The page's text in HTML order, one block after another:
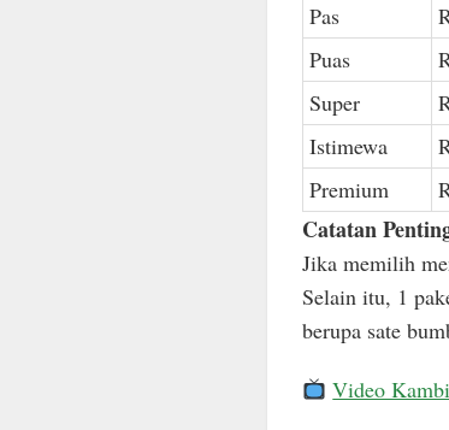
Pas
Puas
Super
Istimewa
Premium
Catatan
Jika memilih
Selain itu, 1
berupa sate
Video